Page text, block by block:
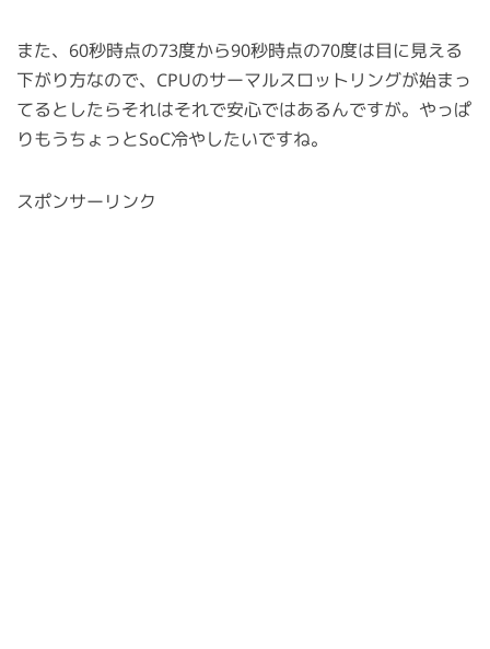
また、60秒時点の73度から90秒時点の70度は目に見える
下がり方なので、CPUのサーマルスロットリングが始まっ
てるとしたらそれはそれで安心ではあるんですが。やっぱ
りもうちょっとSoC冷やしたいですね。
スポンサーリンク